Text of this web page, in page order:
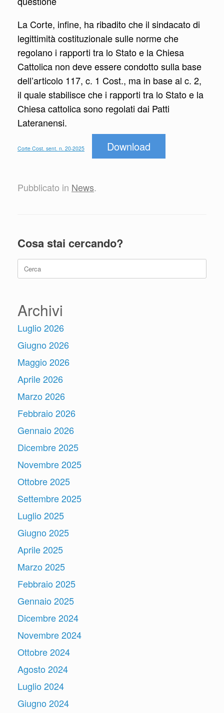
La Corte, infine, ha ribadito che il sindacato di
legittimità costituzionale sulle norme che
regolano i rapporti tra lo Stato e la Chiesa
Cattolica non deve essere condotto sulla base
dell’articolo 117, c. 1 Cost., ma in base al c. 2,
il quale stabilisce che i rapporti tra lo Stato e la
Chiesa cattolica sono regolati dai Patti
Lateranensi.
Corte Cost. sent. n. 20-2025 Download
Pubblicato in News.
Cosa stai cercando?
Ricerca
per:
Archivi
Luglio 2026
Giugno 2026
Maggio 2026
Aprile 2026
Marzo 2026
Febbraio 2026
Gennaio 2026
Dicembre 2025
Novembre 2025
Ottobre 2025
Settembre 2025
Luglio 2025
Giugno 2025
Aprile 2025
Marzo 2025
Febbraio 2025
Gennaio 2025
Dicembre 2024
Novembre 2024
Ottobre 2024
Agosto 2024
Luglio 2024
Giugno 2024